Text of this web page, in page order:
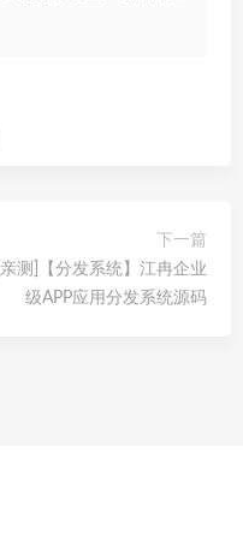
下一篇
[亲测]【分发系统】江冉企业
级APP应用分发系统源码